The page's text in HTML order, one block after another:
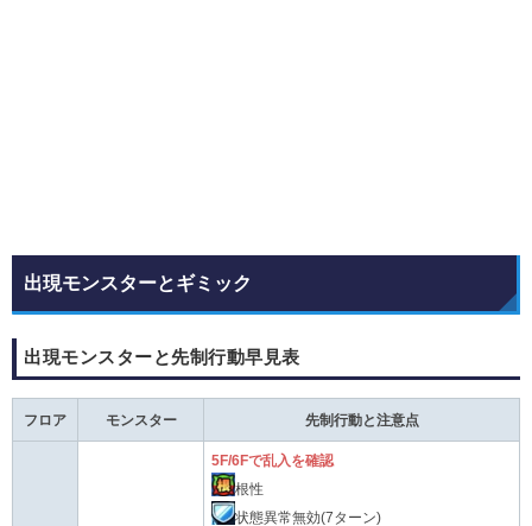
出現モンスターとギミック
出現モンスターと先制行動早見表
フロア モンスター 先制行動と注意点
5F/6Fで乱入を確認
根性
状態異常無効(7ターン)